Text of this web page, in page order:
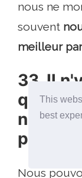
This
best
nous ne
souvent
meilleur
33. Il
qui ne
ne
Nous